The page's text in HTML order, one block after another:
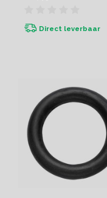
Direct leverbaar